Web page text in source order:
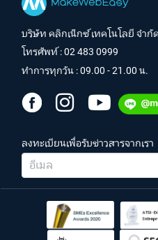
บริษัท คลิกเน็กซ์ เทคโนโลยี จำกัด
โทรศัพท์ :02 483 0999
ทำการทุกวัน : 09.00 - 21.00 น.
ลงทะเบียนเพื่อรับข่าวสารจากเรา